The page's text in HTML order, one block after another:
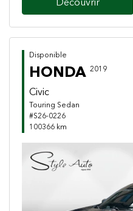
Découvrir
Disponible
HONDA 2019
Civic
Touring Sedan
#S26-0226
100366 km